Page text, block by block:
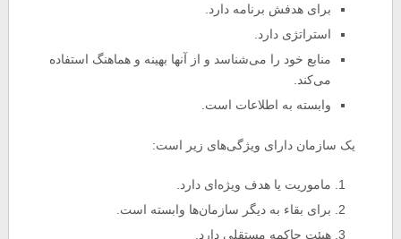
برای هدفش برنامه دارد.
استراتژی دارد.
منابع خود را می‌شناسد و از آنها بهینه و هماهنگ استفاده
می‌کند.
وابسته به اطلاعات است.
یک سازمان دارای ویژگی‌های زیر است:
ماموریت یا هدف ویژه‌ای دارد.
برای بقاء به دیگر سازمان‌ها وابسته است.
هیئت حاکمه مستقلی دارد.